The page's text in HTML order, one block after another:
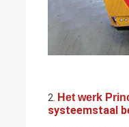
2. Het werk
systeemstaal